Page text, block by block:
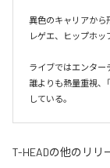
異色のキャリアから
レゲエ、ヒップホッ
ライブではエンター
誰よりも熱量重視、
している。
T-HEADの他のリリ